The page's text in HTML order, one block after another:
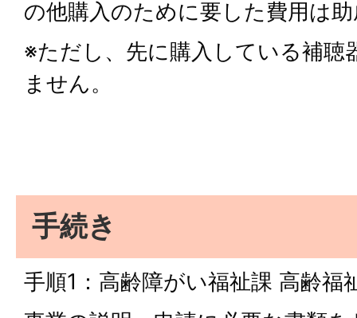
の他購入のために要した費用は
※ただし、先に購入している補聴
ません。
手続き
手順1：高齢障がい福祉課 高齢福